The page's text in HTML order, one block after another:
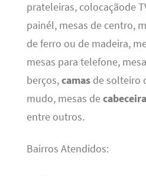
prateleiras, colocaçãode
painél, mesas de centro,
de ferro ou de madeira,
mesas para telefone,
berços,camasde solteiro
mudo, mesas decabeceira
entre outros.
Bairros Atendidos: